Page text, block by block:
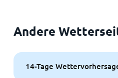
Andere
14-Tage